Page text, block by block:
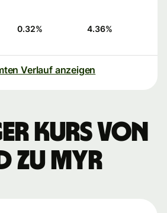
0.32% 4.36%
Verlauf anzeigen
Kurs von
zu MYR